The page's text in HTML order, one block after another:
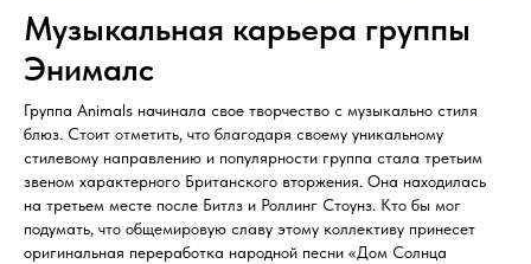
Музыкальная карьера группы
Энималс
Группа Animals начинала свое творчество с музыкально стиля
блюз. Стоит отметить, что благодаря своему уникальному
стилевому направлению и популярности группа стала третьим
звеном характерного Британского вторжения. Она находилась
на третьем месте после Битлз и Роллинг Стоунз. Кто бы мог
подумать, что общемировую славу этому коллективу принесет
оригинальная переработка народной песни «Дом Солнца